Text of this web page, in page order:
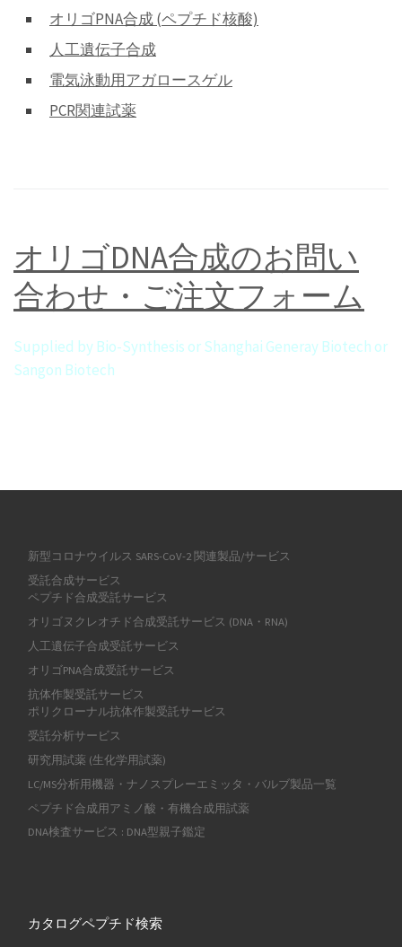
オリゴPNA合成 (ペプチド核酸)
人工遺伝子合成
電気泳動用アガロースゲル
PCR関連試薬
オリゴDNA合成のお問い
合わせ・ご注文フォーム
Supplied by Bio-Synthesis or Shanghai Generay Biotech or
Sangon Biotech
新型コロナウイルス SARS-CoV-2 関連製品/サービス
受託合成サービス
ペプチド合成受託サービス
オリゴヌクレオチド合成受託サービス (DNA・RNA)
人工遺伝子合成受託サービス
オリゴPNA合成受託サービス
抗体作製受託サービス
ポリクローナル抗体作製受託サービス
受託分析サービス
研究用試薬 (生化学用試薬)
LC/MS分析用機器・ナノスプレーエミッタ・バルブ製品一覧
ペプチド合成用アミノ酸・有機合成用試薬
DNA検査サービス : DNA型親子鑑定
カタログペプチド検索